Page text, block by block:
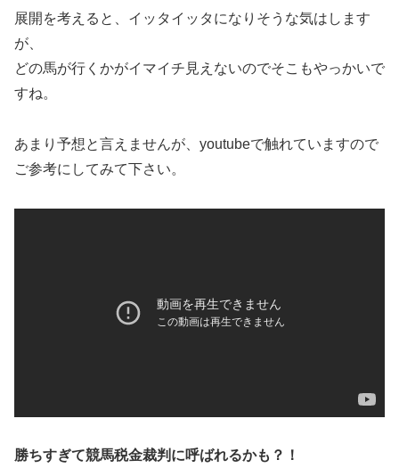
展開を考えると、イッタイッタになりそうな気はします
が、
どの馬が行くかがイマイチ見えないのでそこもやっかいで
すね。
あまり予想と言えませんが、youtubeで触れていますので
ご参考にしてみて下さい。
勝ちすぎて競馬税金裁判に呼ばれるかも？！